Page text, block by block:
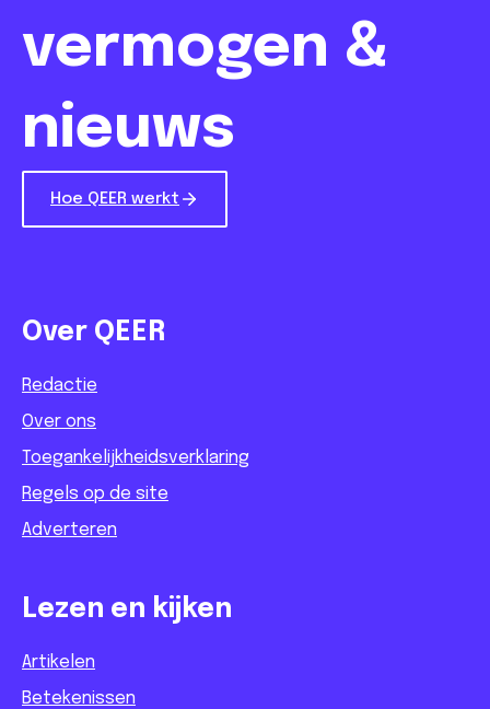
vermogen &
nieuws
Hoe QEER werkt
Over QEER
Redactie
Over ons
Toegankelijkheidsverklaring
Regels op de site
Adverteren
Lezen en kijken
Artikelen
Betekenissen